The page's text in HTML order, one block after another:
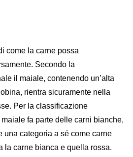
come la carne possa
. Secondo la
il maiale, contenendo un’alta
rientra sicuramente nella
Per l a classificazione
maiale fa parte delle carni bianche,
una categoria a sé come carne
la carne bianca e quella rossa.